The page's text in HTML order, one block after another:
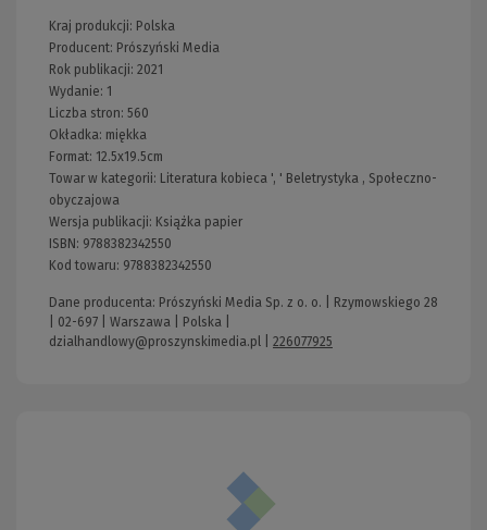
Kraj produkcji: Polska
Producent: Prószyński Media
Rok publikacji: 2021
Wydanie: 1
Liczba stron: 560
Okładka: miękka
Format: 12.5x19.5cm
Towar w kategorii: Literatura kobieca ', ' Beletrystyka , Społeczno-
obyczajowa
Wersja publikacji: Książka papier
ISBN: 9788382342550
Kod towaru: 9788382342550
Dane producenta: Prószyński Media Sp. z o. o. | Rzymowskiego 28
| 02-697 | Warszawa | Polska |
dzialhandlowy@proszynskimedia.pl
226077925